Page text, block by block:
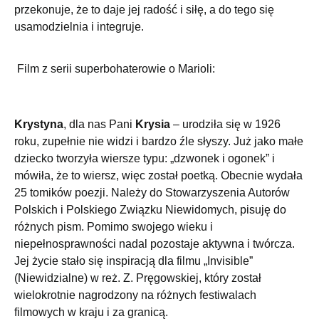
przekonuje, że to daje jej radość i siłę, a do tego się
usamodzielnia i integruje.
Film z serii superbohaterowie o Marioli:
Krystyna, dla nas Pani Krysia – urodziła się w 1926
roku, zupełnie nie widzi i bardzo źle słyszy. Już jako małe
dziecko tworzyła wiersze typu: „dzwonek i ogonek” i
mówiła, że to wiersz, więc został poetką. Obecnie wydała
25 tomików poezji. Należy do Stowarzyszenia Autorów
Polskich i Polskiego Związku Niewidomych, pisuję do
różnych pism. Pomimo swojego wieku i
niepełnosprawności nadal pozostaje aktywna i twórcza.
Jej życie stało się inspiracją dla filmu „Invisible”
(Niewidzialne) w reż. Z. Pręgowskiej, który został
wielokrotnie nagrodzony na różnych festiwalach
filmowych w kraju i za granicą.